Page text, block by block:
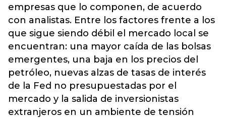
empresas que lo componen, de acuerdo
con analistas. Entre los factores frente a los
que sigue siendo débil el mercado local se
encuentran: una mayor caída de las bolsas
emergentes, una baja en los precios del
petróleo, nuevas alzas de tasas de interés
de la Fed no presupuestadas por el
mercado y la salida de inversionistas
extranjeros en un ambiente de tensión